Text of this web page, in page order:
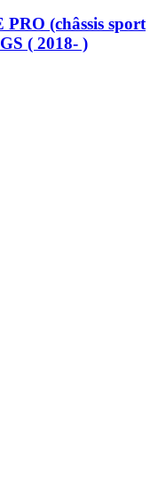
(châssis sport
( 2018- )